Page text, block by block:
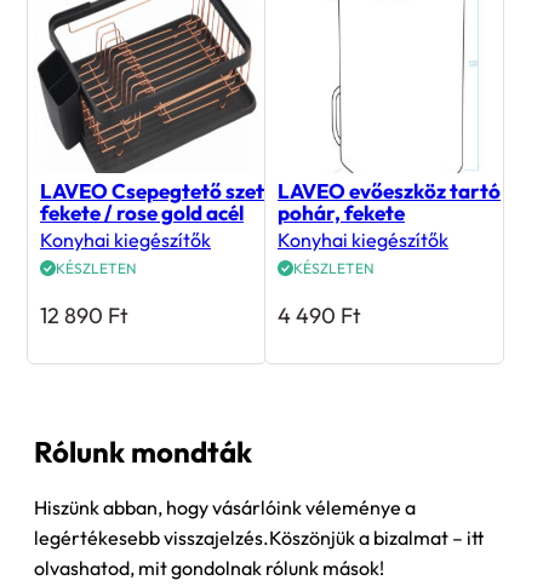
LAVEO Csepegtető szett,
fekete / rose gold acél
Konyhai kiegészítők
KÉSZLETEN
12 890 Ft
LAVEO evőeszköz tartó
pohár, fekete
Konyhai kiegészítők
KÉSZLETEN
4 490 Ft
Rólunk mondták
Hiszünk abban, hogy vásárlóink véleménye a
legértékesebb visszajelzés.Köszönjük a bizalmat – itt
olvashatod, mit gondolnak rólunk mások!